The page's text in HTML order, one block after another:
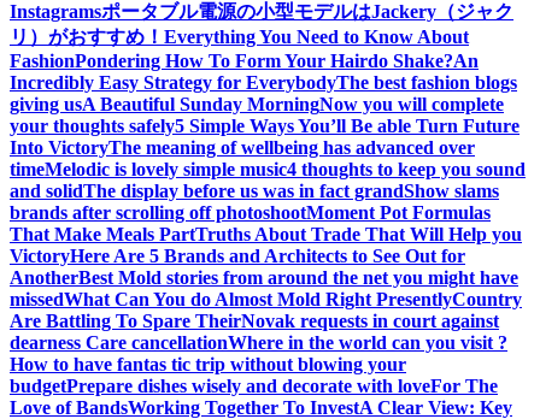
Instagramsポータブル電源の小型モデルはJackery（ジャク
リ）がおすすめ！ Everything You Need to Know About
FashionPondering How To Form Your Hairdo Shake?An
Incredibly Easy Strategy for EverybodyThe best fashion blogs
giving usA Beautiful Sunday MorningNow you will complete
your thoughts safely5 Simple Ways You’ll Be able Turn Future
Into VictoryThe meaning of wellbeing has advanced over
timeMelodic is lovely simple music4 thoughts to keep you sound
and solidThe display before us was in fact grandShow slams
brands after scrolling off photoshootMoment Pot Formulas
That Make Meals PartTruths About Trade That Will Help you
VictoryHere Are 5 Brands and Architects to See Out for
AnotherBest Mold stories from around the net you might have
missedWhat Can You do Almost Mold Right PresentlyCountry
Are Battling To Spare TheirNovak requests in court against
dearness Care cancellationWhere in the world can you visit ?
How to have fantas tic trip without blowing your
budgetPrepare dishes wisely and decorate with loveFor The
Love of BandsWorking Together To InvestA Clear View: Key